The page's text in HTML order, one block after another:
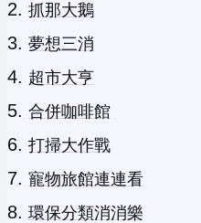
抓那大鵝
夢想三消
超市大亨
合併咖啡館
打掃大作戰
寵物旅館連連看
環保分類消消樂